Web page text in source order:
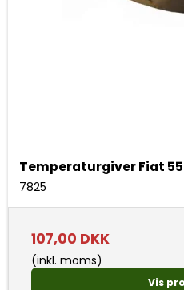
Temperaturgiver Fiat
7825
107,00 DKK
(inkl. moms)
Vis